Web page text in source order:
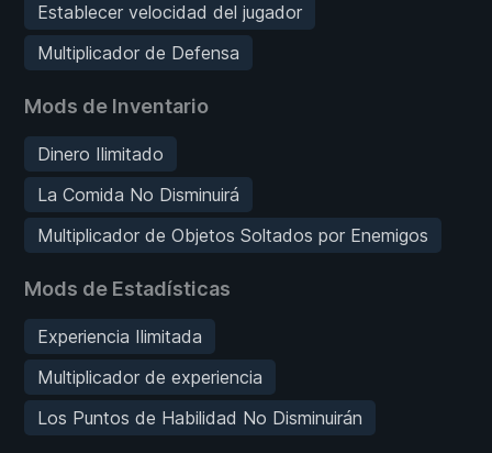
Establecer velocidad del jugador
Multiplicador de Defensa
Mods de Inventario
Dinero Ilimitado
La Comida No Disminuirá
Multiplicador de Objetos Soltados por Enemigos
Mods de Estadísticas
Experiencia Ilimitada
Multiplicador de experiencia
Los Puntos de Habilidad No Disminuirán